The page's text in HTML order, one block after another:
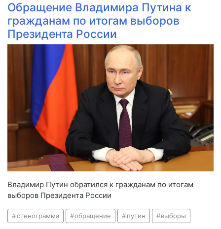
Обращение Владимира Путина к
гражданам по итогам выборов
Президента России
Владимир Путин обратился к гражданам по итогам
выборов Президента России
стенограмма обращение путин выборы